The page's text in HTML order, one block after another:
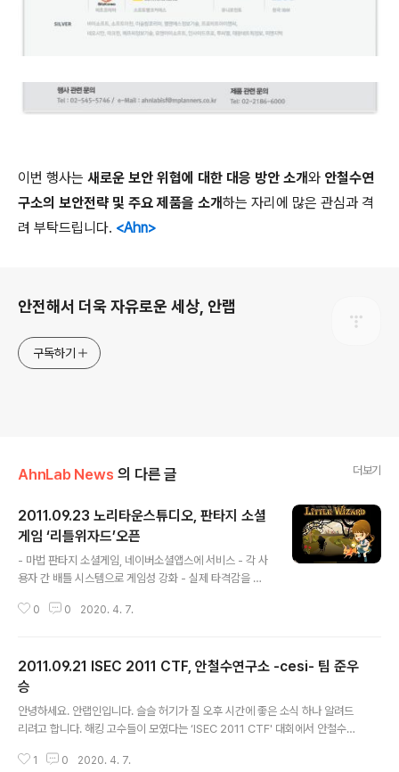
이번 행사는 새로운 보안 위협에 대한 대응 방안 소개와 안철수연
구소의 보안전략 및 주요 제품을 소개하는 자리에 많은 관심과 격
려 부탁드립니다. <Ahn>
안전해서 더욱 자유로운 세상, 안랩
구독하기
AhnLab News 의 다른 글 더보기
2011.09.23 노리타운스튜디오, 판타지 소셜
게임 ‘리틀위자드’오픈
- 마법 판타지 소셜게임, 네이버소셜앱스에 서비스 - 각 사
용자 간 배틀 시스템으로 게임성 강화 - 실제 타격감을 제
인 노리타운스튜디오(대표 송교석, http://noritown.co
‘리틀위자드’를 네이버 소셜앱스(http://apps.naver.co
m/app/34646)에 서비스 개시했다. 인맥 증대가 가능한
판타지 소셜게임 이번에 서비스 개시한 ‘리틀위자드’는 독
특한 판타지 소셜게임으로, 타운건설류의 시뮬레이션과 사
셜게임보다 게임성을 강화했으며, 세계최초로 실제 마법봉
0 0 2020. 4. 7.
2011.09.21 ISEC 2011 CTF, 안철수연구소 -cesi- 팀 준우
승
안녕하세요. 안랩인입니다. 슬슬 허기가 질 오후 시간에 좋은 소식 하나 알려드
리려고 합니다. 해킹 고수들이 모였다는 ‘ISEC 2011 CTF' 대회에서 안철수연
지했다고 합니다. 안철수연구소, 박영준연구원 준우승 획득 -cesi-팀은 리버스
1 0 2020. 4. 7.